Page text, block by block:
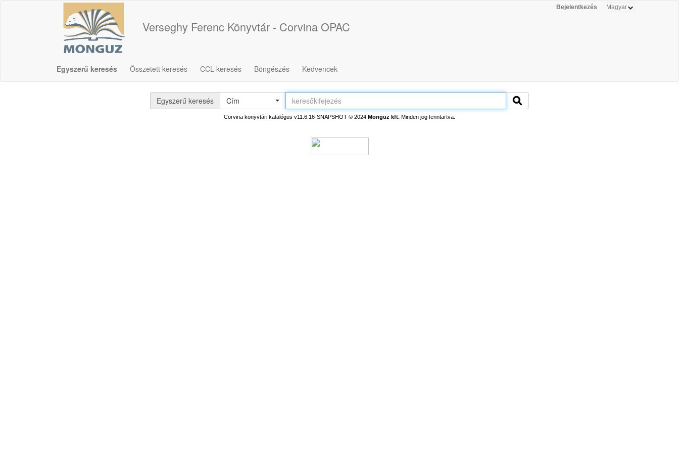
Bejelentkezés
Verseghy Ferenc Könyvtár - Corvina OPAC
Egyszerű keresés Összetett keresés CCL keresés Böngészés Kedvencek
Egyszerű keresés Cím
Corvina könyvtári katalógus v11.6.16-SNAPSHOT © 2024 Monguz kft. Minden jog fenntartva.